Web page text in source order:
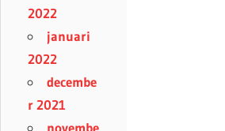
2022
januari
2022
decembe
r 2021
novembe